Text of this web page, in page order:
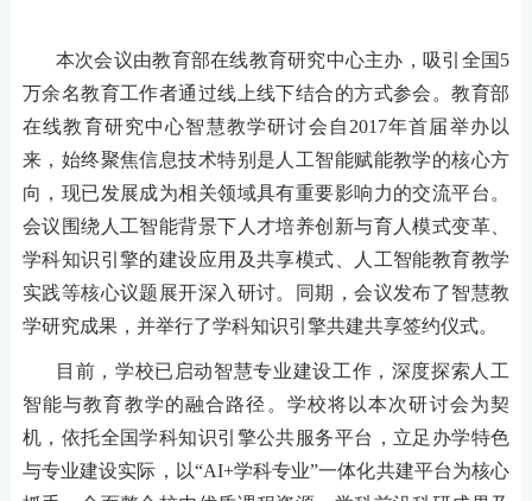
本次会议由教育部在线教育研究中心主办，吸引全国 5
万余名教育工作者通过线上线下结合的方式参会。教育部
在线教育研究中心智慧教学研讨会自2017年首届举办以
来，始终聚焦信息技术特别是人工智能赋能教学的核心方
向，现已发展成为相关领域具有重要影响力的交流平台。
会议围绕人工智能背景下人才培养创新与育人模式变革、
学科知识引擎的建设应用及共享模式、人工智能教育教学
实践等核心议题展开深入研讨。同期，会议发布了智慧教
学研究成果，并举行了学科知识引擎共建共享签约仪式。
目前，学校已启动智慧专业建设工作，深度探索人工
智能与教育教学的融合路径。学校将以本次研讨会为契
机，依托全国学科知识引擎公共服务平台，立足办学特色
与专业建设实际，以“AI+学科专业”一体化共建平台为核心